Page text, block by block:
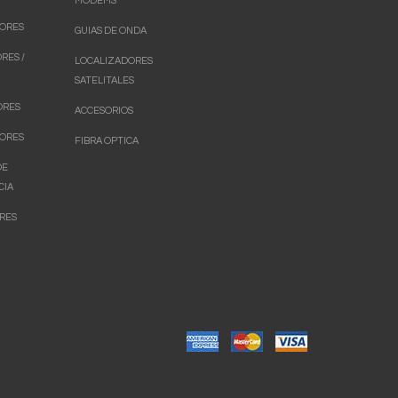
/
GUIAS DE ONDA
LOCALIZADORES
SATELITALES
ACCESORIOS
FIBRA OPTICA